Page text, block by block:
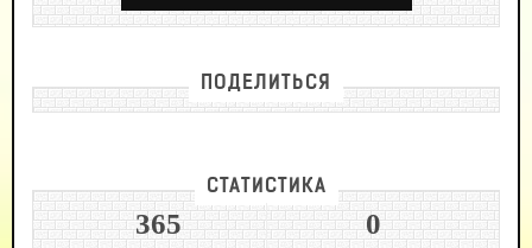
ПОДЕЛИТЬСЯ
СТАТИСТИКА
365 0